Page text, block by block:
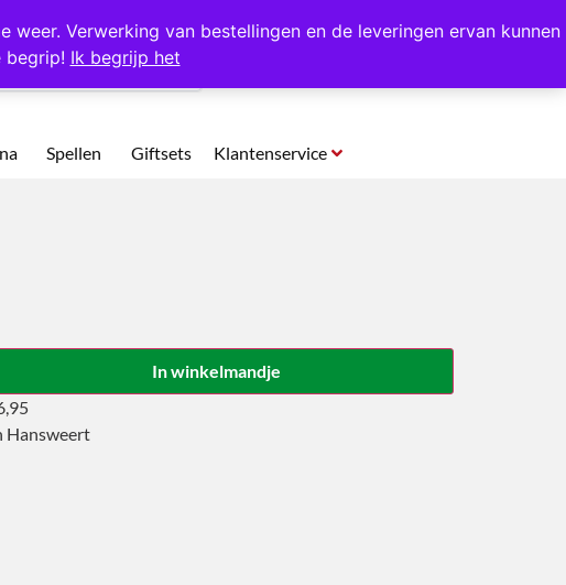
Verwerking van bestellingen en de leveringen ervan kunnen
begrip! Ik begrijp het
Gratis op te halen in Hansweert
Spellen Giftsets Klantenservice
In winkelmandje
Hansweert